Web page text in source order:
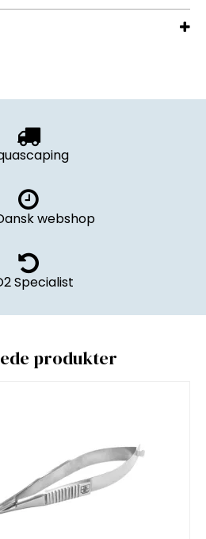
webshop
Specialist
produkter